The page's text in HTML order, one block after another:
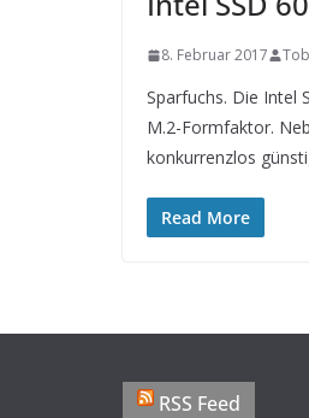
8. Februar 2017
Sparfuchs. Die Intel
M.2-Formfaktor.
konkurrenzlos
Read More
RSS Feed